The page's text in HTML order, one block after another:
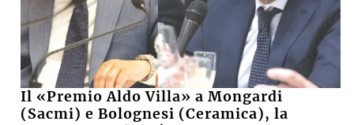
Il «Premio Aldo Villa» a Mongardi
(Sacmi) e Bolognesi (Ceramica), la